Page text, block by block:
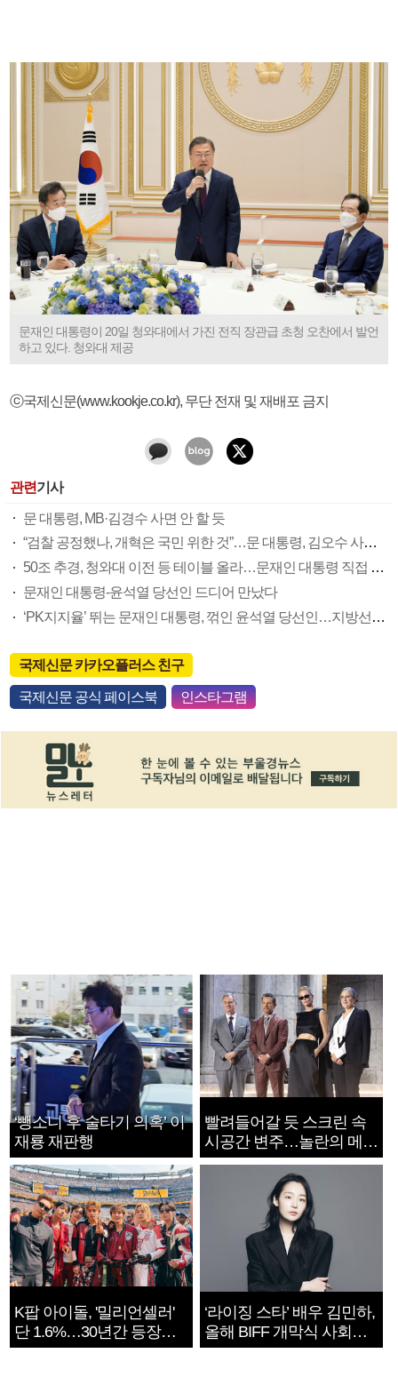
문재인 대통령이 20일 청와대에서 가진 전직 장관급 초청 오찬에서 발언
하고 있다. 청와대 제공
ⓒ국제신문(www.kookje.co.kr), 무단 전재 및 재배포 금지
관련기사
문 대통령, MB·김경수 사면 안 할 듯
“검찰 공정했나, 개혁은 국민 위한 것”…문 대통령, 김오수 사표 반려 뒤 면담
50조 추경, 청와대 이전 등 테이블 올라…문재인 대통령 직접 나와 윤석열 당선인 맞기도
문재인 대통령-윤석열 당선인 드디어 만났다
‘PK지지율’ 뛰는 문재인 대통령, 꺾인 윤석열 당선인…지방선거 표심 흔들지 촉각
국제신문 카카오플러스 친구
국제신문 공식 페이스북 인스타그램
‘뺑소니 후 술타기 의혹’ 이
재룡 재판행
빨려들어갈 듯 스크린 속
시공간 변주…놀란의 메시
지는 ‘전쟁 속죄’
K팝 아이돌, '밀리언셀러'
단 1.6%…30년간 등장
1182개팀 전수조사
‘라이징 스타’ 배우 김민하,
올해 BIFF 개막식 사회자
확정